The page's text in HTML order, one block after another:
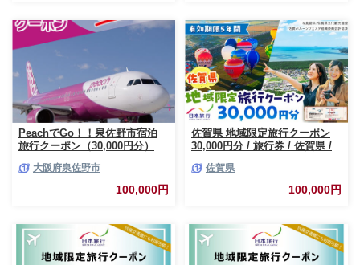
[0819]
PeachでGo！！泉佐野市宿泊
旅行クーポン（30,000円分）
100F019
大阪府泉佐野市
100,000円
佐賀県 地域限定旅行クーポン
30,000円分 / 旅行券 / 佐賀県 /
佐賀県
100,000円